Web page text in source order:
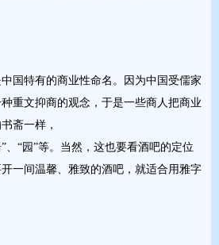
国特有的商业性命名。因为中国受儒家
重文抑商的观念，于是一些商人把商业
斋一样，
”、“园”等。当然，这也要看酒吧的定位
一间温馨、雅致的酒吧，就适合用雅字